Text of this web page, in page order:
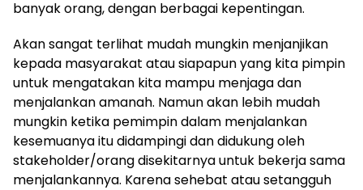
banyak orang, dengan berbagai kepentingan.
Akan sangat terlihat mudah mungkin menjanjikan
kepada masyarakat atau siapapun yang kita pimpin
untuk mengatakan kita mampu menjaga dan
menjalankan amanah. Namun akan lebih mudah
mungkin ketika pemimpin dalam menjalankan
kesemuanya itu didampingi dan didukung oleh
stakeholder/orang disekitarnya untuk bekerja sama
menjalankannya. Karena sehebat atau setangguh